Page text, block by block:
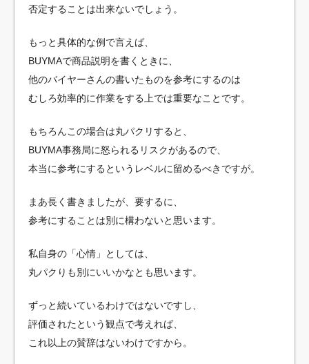
否定することは出来ないでしょう。
もっと具体的な例で言えば、
BUYMAで商品説明を書くときに、
他のバイヤーさんの書いたものを参考にするのは
むしろ効率的に作業をする上では重要なことです。
もちろんこの場合は丸パクリすると、
BUYMA事務局に怒られるリスクがあるので、
本当に参考にするというレベルに留めるべきですが。
まあ長く書きましたが、要するに、
参考にすることは別に構わないと思います。
私自身の「心情」としては、
丸パクりも別にいいかなとも思います。
ずっと続いているわけではないですし、
評価されたという観点で考えれば、
これ以上の賛辞はないわけですから。